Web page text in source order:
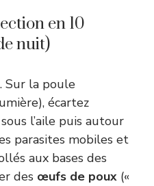
en 10
nuit)
Sur la poule
écartez
l’aile puis autour
parasites mobiles et
aux bases des
des œufs de poux («